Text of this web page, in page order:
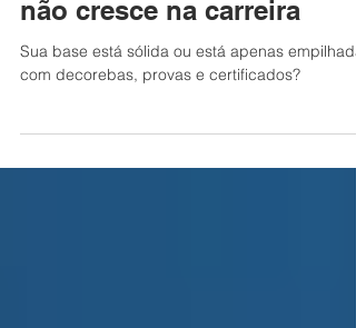
Enfermagem: Por que sem
fundamentos sólidos você
não cresce na carreira
Sua base está sólida ou está apenas empilhada